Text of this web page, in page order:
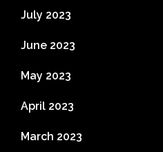
July 2023
June 2023
May 2023
April 2023
March 2023